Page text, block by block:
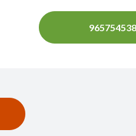
965754538